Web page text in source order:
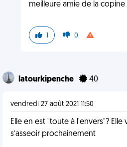
meilleure amie de la
1 0
latourkipenche 40
vendredi 27 août 2021 11:50
Elle en est "toute à l'envers"? Elle
s’asseoir prochainement